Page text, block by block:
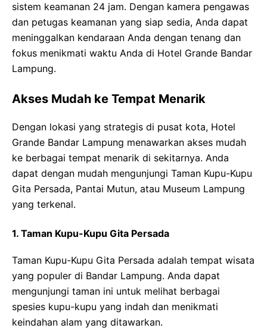
sistem keamanan 24 jam. Dengan kamera pengawas
dan petugas keamanan yang siap sedia, Anda dapat
meninggalkan kendaraan Anda dengan tenang dan
fokus menikmati waktu Anda di Hotel Grande Bandar
Lampung.
Akses Mudah ke Tempat Menarik
Dengan lokasi yang strategis di pusat kota, Hotel
Grande Bandar Lampung menawarkan akses mudah
ke berbagai tempat menarik di sekitarnya. Anda
dapat dengan mudah mengunjungi Taman Kupu-Kupu
Gita Persada, Pantai Mutun, atau Museum Lampung
yang terkenal.
1. Taman Kupu-Kupu Gita Persada
Taman Kupu-Kupu Gita Persada adalah tempat wisata
yang populer di Bandar Lampung. Anda dapat
mengunjungi taman ini untuk melihat berbagai
spesies kupu-kupu yang indah dan menikmati
keindahan alam yang ditawarkan.